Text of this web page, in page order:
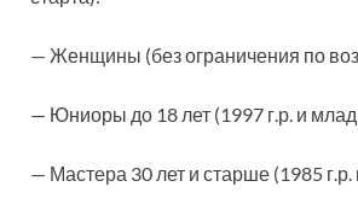
— Женщины (без ограничения по
— Юниоры до 18 лет (1997 г.р. и
— Мастера 30 лет и старше (1985